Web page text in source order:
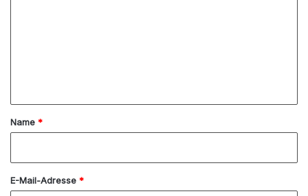
a
Name *
E-Mail-Adresse *